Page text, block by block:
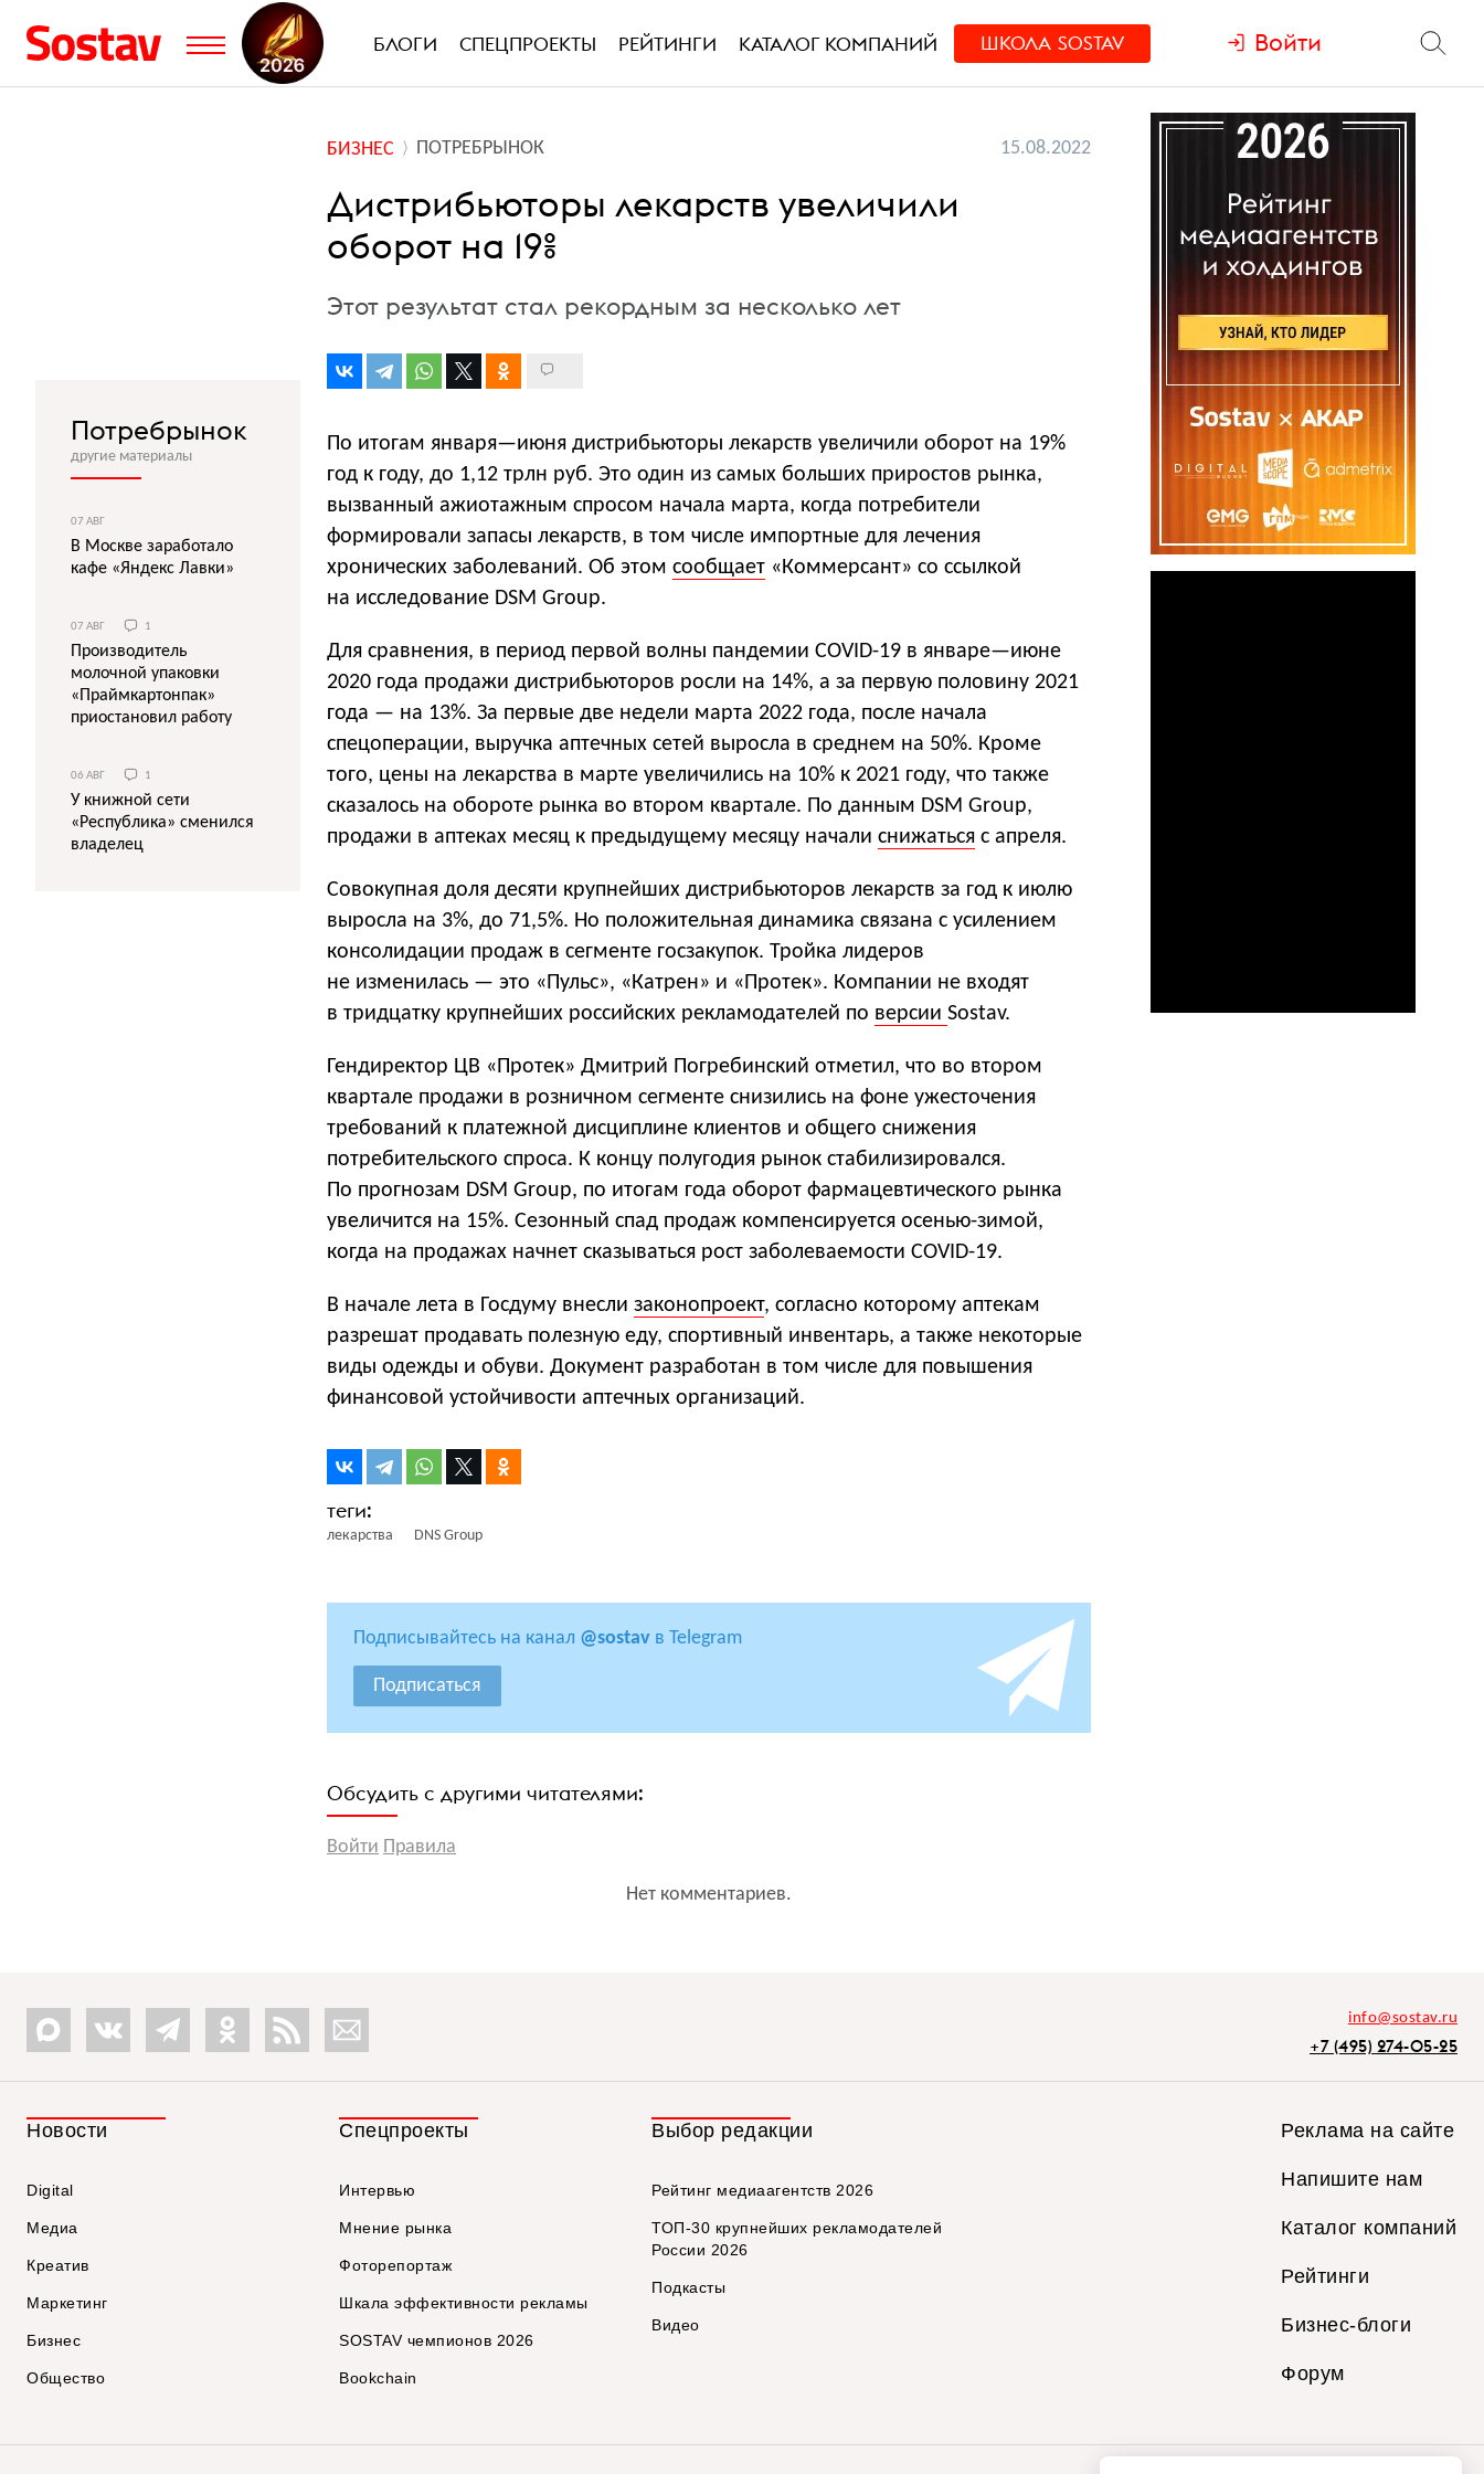
БЛОГИ СПЕЦПРОЕКТЫ РЕЙТИНГИ КАТАЛОГ КОМПАНИЙ ШКОЛА SOSTAV Войти
БИЗНЕС ПОТРЕБРЫНОК 15.08.2022
Дистрибьюторы лекарств увеличили
оборот на 19%
Этот результат стал рекордным за несколько лет
По итогам января—июня дистрибьюторы лекарств увеличили оборот на 19%
год к году, до 1,12 трлн руб. Это один из самых больших приростов рынка,
вызванный ажиотажным спросом начала марта, когда потребители
формировали запасы лекарств, в том числе импортные для лечения
хронических заболеваний. Об этом сообщает «Коммерсант» со ссылкой
на исследование DSM Group.
Для сравнения, в период первой волны пандемии COVID-19 в январе—июне
2020 года продажи дистрибьюторов росли на 14%, а за первую половину 2021
года — на 13%. За первые две недели марта 2022 года, после начала
спецоперации, выручка аптечных сетей выросла в среднем на 50%. Кроме
того, цены на лекарства в марте увеличились на 10% к 2021 году, что также
сказалось на обороте рынка во втором квартале. По данным DSM Group,
продажи в аптеках месяц к предыдущему месяцу начали снижаться с апреля.
Совокупная доля десяти крупнейших дистрибьюторов лекарств за год к июлю
выросла на 3%, до 71,5%. Но положительная динамика связана с усилением
консолидации продаж в сегменте госзакупок. Тройка лидеров
не изменилась — это «Пульс», «Катрен» и «Протек». Компании не входят
в тридцатку крупнейших российских рекламодателей по версии Sostav.
Гендиректор ЦВ «Протек» Дмитрий Погребинский отметил, что во втором
квартале продажи в розничном сегменте снизились на фоне ужесточения
требований к платежной дисциплине клиентов и общего снижения
потребительского спроса. К концу полугодия рынок стабилизировался.
По прогнозам DSM Group, по итогам года оборот фармацевтического рынка
увеличится на 15%. Сезонный спад продаж компенсируется осенью-зимой,
когда на продажах начнет сказываться рост заболеваемости COVID-19.
В начале лета в Госдуму внесли законопроект, согласно которому аптекам
разрешат продавать полезную еду, спортивный инвентарь, а также некоторые
виды одежды и обуви. Документ разработан в том числе для повышения
финансовой устойчивости аптечных организаций.
лекарства DNS Group
Подписывайтесь на канал @sostav в Telegram
Подписаться
Обсудить с другими читателями:
Войти Правила
Нет комментариев.
Потребрынок
другие материалы
07 АВГ
В Москве заработало
кафе «Яндекс Лавки»
07 АВГ 1
Производитель
молочной упаковки
«Праймкартонпак»
приостановил работу
06 АВГ 1
У книжной сети
«Республика» сменился
владелец
info@sostav.ru
+7 (495) 274-05-25
Новости
Digital
Медиа
Креатив
Маркетинг
Бизнес
Общество
Спецпроекты
Интервью
Мнение рынка
Фоторепортаж
Шкала эффективности рекламы
SOSTAV чемпионов 2026
Bookchain
Выбор редакции
Рейтинг медиаагентств 2026
ТОП-30 крупнейших рекламодателей
России 2026
Подкасты
Видео
Реклама на сайте
Напишите нам
Каталог компаний
Рейтинги
Бизнес-блоги
Форум